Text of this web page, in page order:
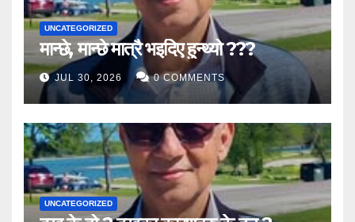
UNCATEGORIZED
मान्छे, मान्छे मात्रै भइदिए हुन्थ्यो ???
JUL 30, 2026 0 COMMENTS
UNCATEGORIZED